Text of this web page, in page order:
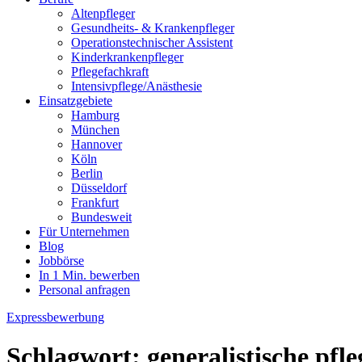
Altenpfleger
Gesundheits- & Krankenpfleger
Operationstechnischer Assistent
Kinderkrankenpfleger
Pflegefachkraft
Intensivpflege/Anästhesie
Einsatzgebiete
Hamburg
München
Hannover
Köln
Berlin
Düsseldorf
Frankfurt
Bundesweit
Für Unternehmen
Blog
Jobbörse
In 1 Min. bewerben
Personal anfragen
Expressbewerbung